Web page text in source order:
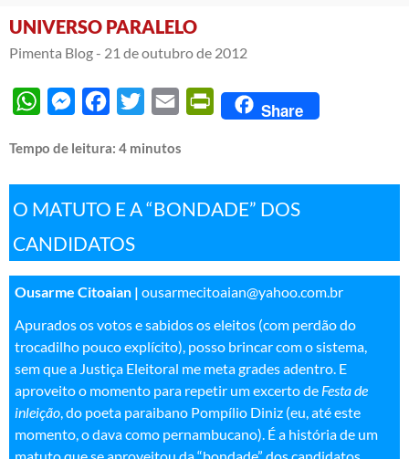
UNIVERSO PARALELO
Pimenta Blog - 21 de outubro de 2012
WhatsAppMessengerFacebook
Twitter Email PrintFriendly
Share
Tempo de leitura: 4 minutos
O MATUTO E A “BONDADE” DOS
CANDIDATOS
Ousarme Citoaian | ousarmecitoaian@yahoo.com.br
Apurados os votos e sabidos os eleitos (com perdão do
trocadilho pouco explícito), posso brincar com o sistema,
sem que a Justiça Eleitoral me meta grades adentro. E
aproveito o momento para repetir um excerto de Festa de
inleição, do poeta paraibano Pompílio Diniz (eu, até este
momento, o dava como pernambucano). É a história de um